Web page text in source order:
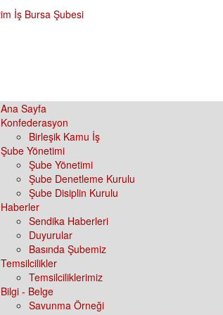
Ana Sayfa
Konfederasyon
Birleşik Kamu İş
Şube Yönetimi
Şube Yönetimi
Şube Denetleme Kurulu
Şube Disiplin Kurulu
Haberler
Sendika Haberleri
Duyurular
Basında Şubemiz
Temsilcilikler
Temsilciliklerimiz
Bilgi - Belge
Savunma Örneği